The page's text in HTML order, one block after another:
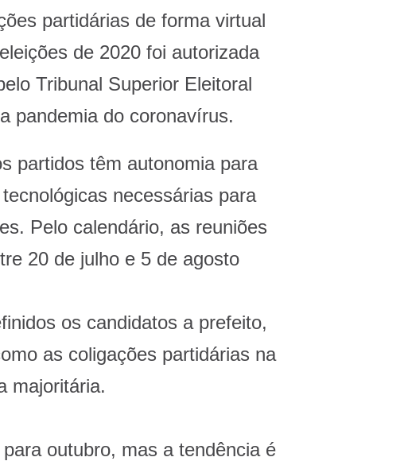
partidárias de forma virtual
de 2020 foi autorizada
Tribunal Superior Eleitoral
pandemia do coronavírus.
partidos têm autonomia para
necessárias para
Pelo calendário, as reuniões
20 de julho e 5 de agosto
os candidatos a prefeito,
as coligações partidárias na
majoritária.
outubro, mas a tendência é